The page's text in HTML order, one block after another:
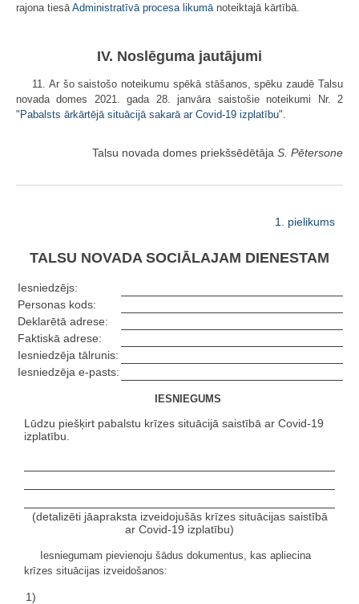
rajona tiesā Administratīvā procesa likumā noteiktajā kārtībā.
IV. Noslēguma jautājumi
11. Ar šo saistošo noteikumu spēkā stāšanos, spēku zaudē Talsu
novada domes 2021. gada 28. janvāra saistošie noteikumi Nr. 2
"Pabalsts ārkārtējā situācijā sakarā ar Covid-19 izplatību".
Talsu novada domes priekšsēdētāja S. Pētersone
1. pielikums
TALSU NOVADA SOCIĀLAJAM DIENESTAM
Iesniedzējs:
Personas kods:
Deklarētā adrese:
Faktiskā adrese:
Iesniedzēja tālrunis:
Iesniedzēja e-pasts:
IESNIEGUMS
Lūdzu piešķirt pabalstu krīzes situācijā saistībā ar Covid-19
izplatību.
(detalizēti jāapraksta izveidojušās krīzes situācijas saistībā
ar Covid-19 izplatību)
Iesniegumam pievienoju šādus dokumentus, kas apliecina
krīzes situācijas izveidošanos:
1)